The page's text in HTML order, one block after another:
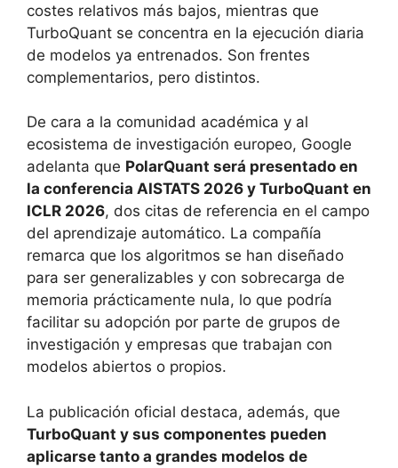
costes relativos más bajos, mientras que
TurboQuant se concentra en la ejecución diaria
de modelos ya entrenados. Son frentes
complementarios, pero distintos.
De cara a la comunidad académica y al
ecosistema de investigación europeo, Google
adelanta que PolarQuant será presentado en
la conferencia AISTATS 2026 y TurboQuant en
ICLR 2026, dos citas de referencia en el campo
del aprendizaje automático. La compañía
remarca que los algoritmos se han diseñado
para ser generalizables y con sobrecarga de
memoria prácticamente nula, lo que podría
facilitar su adopción por parte de grupos de
investigación y empresas que trabajan con
modelos abiertos o propios.
La publicación oficial destaca, además, que
TurboQuant y sus componentes pueden
aplicarse tanto a grandes modelos de